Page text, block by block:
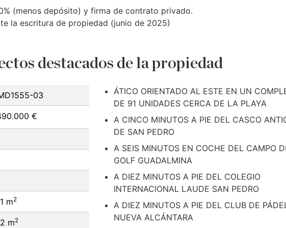
(menos depósito) y firma de contrato privado.
la escritura de propiedad (junio de 2025)
destacados de la propiedad
03
€
m2
m2
ÁTICO ORIENTADO AL ESTE EN UN
DE 91 UNIDADES CERCA DE LA PLAYA
A CINCO MINUTOS A PIE DEL CASCO
DE SAN PEDRO
A SEIS MINUTOS EN COCHE DEL CAMPO
GOLF GUADALMINA
A DIEZ MINUTOS A PIE DEL COLEGIO
INTERNACIONAL LAUDE SAN PEDRO
A DIEZ MINUTOS A PIE DEL CLUB DE
NUEVA ALCÁNTARA